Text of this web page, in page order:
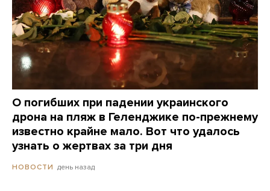
О погибших при падении украинского
дрона на пляж в Геленджике по-прежнему
известно крайне мало. Вот что удалось
узнать о жертвах за три дня
НОВОСТИ день назад